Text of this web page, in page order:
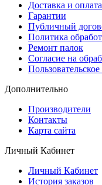
Доставка и оплата
Гарантии
Публичный
Политика
Ремонт палок
Согласие на
Дополнительно
Производители
Контакты
Карта сайта
Личный Кабинет
Личный Кабинет
История заказов